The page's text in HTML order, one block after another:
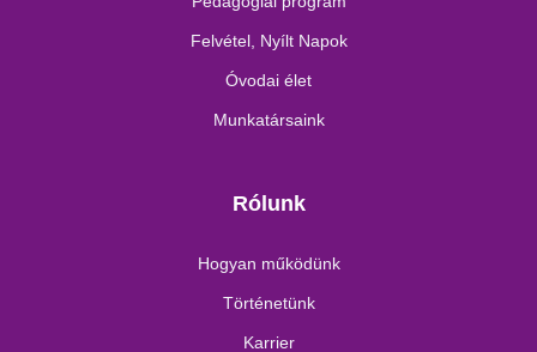
Felvétel, Nyílt Napok
Óvodai élet
Munkatársaink
Rólunk
Hogyan működünk
Történetünk
Karrier